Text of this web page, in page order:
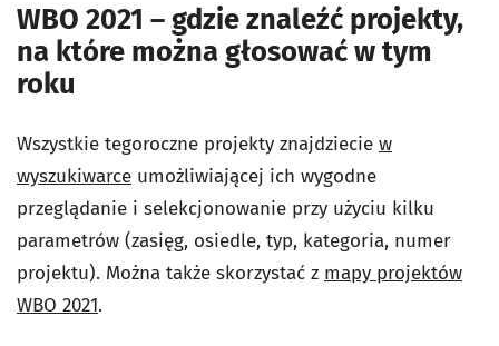
WBO 2021 – gdzie znaleźć projekty,
na które można głosować w tym
roku
Wszystkie tegoroczne projekty znajdziecie w
wyszukiwarce umożliwiającej ich wygodne
przeglądanie i selekcjonowanie przy użyciu kilku
parametrów (zasięg, osiedle, typ, kategoria, numer
projektu). Można także skorzystać z mapy projektów
WBO 2021.